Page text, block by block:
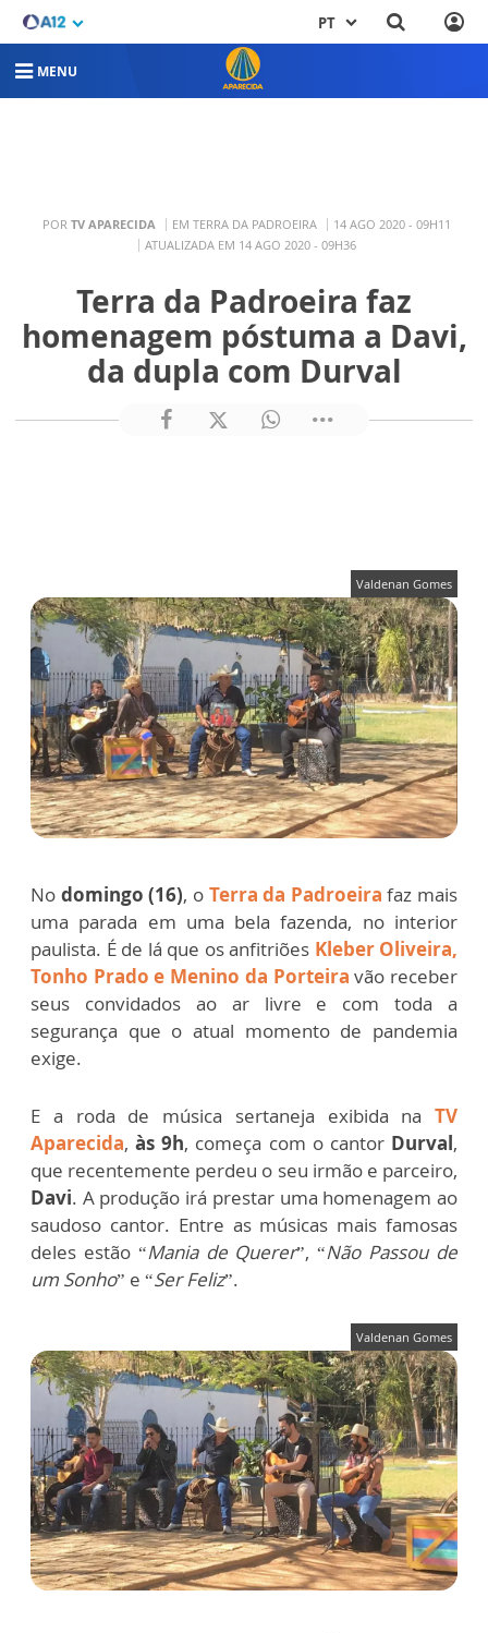
PT
MENU
POR TV APARECIDA EM TERRA DA PADROEIRA
14 AGO 2020 - 09H11
ATUALIZADA EM 14 AGO 2020 - 09H36
Terra da Padroeira faz
homenagem póstuma a Davi,
da dupla com Durval
Valdenan Gomes
No domingo (16), o Terra da Padroeira faz mais
uma parada em uma bela fazenda, no interior
paulista. É de lá que os anfitriões Kleber Oliveira,
Tonho Prado e Menino da Porteira vão receber
seus convidados ao ar livre e com toda a
segurança que o atual momento de pandemia
exige.
E a roda de música sertaneja exibida na TV
Aparecida,às 9h, começa com o cantor Durval,
que recentemente perdeu o seu irmão e parceiro,
Davi. A produção irá prestar uma homenagem ao
saudoso cantor. Entre as músicas mais famosas
deles estão “Mania de Querer”, “Não Passou de
um Sonho” e “Ser Feliz”.
Valdenan Gomes